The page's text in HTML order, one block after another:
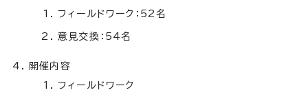
フィールドワーク：52名
意見交換：54名
開催内容
フィールドワーク